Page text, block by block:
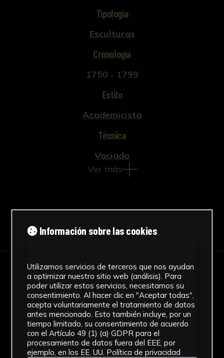
Tipología
Esculturas
Cronología
1750 - 1799
Estilo
Academicista
Técnica
Vaciado
Ver más
Descargar Ficha
IMÁGENES
Información sobre las cookies
Utilizamos servicios de terceros que nos ayudan
a optimizar nuestro sitio web (análisis). Para
poder utilizar estos servicios, necesitamos su
consentimiento. Al hacer clic en "Aceptar todas",
acepta voluntariamente el tratamiento de datos
antes mencionado. Esto también incluye, por un
tiempo limitado, su consentimiento de acuerdo
con el Artículo 49 (1) (a) GDPR para el
procesamiento de datos fuera del EEE, por
ejemplo, en los EE. UU. Política de privacidad